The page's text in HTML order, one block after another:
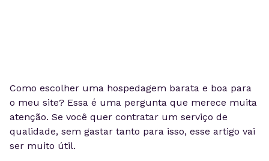
Como escolher uma hospedagem barata e boa para
o meu site? Essa é uma pergunta que merece muita
atenção. Se você quer contratar um serviço de
qualidade, sem gastar tanto para isso, esse artigo vai
ser muito útil.